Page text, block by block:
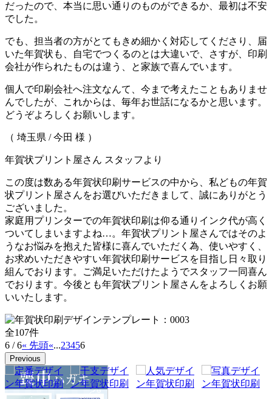
だったので、本当に思い通りのものができるか、最初は不安
でした。
でも、担当者の方がとてもきめ細かく対応してくださり、届
いた年賀状も、自宅でつくるのとは大違いで、さすが、印刷
会社が作られたものは違う、と家族で喜んでいます。
個人で印刷会社へ注文なんて、今まで考えたこともありませ
んでしたが、これからは、毎年お世話になるかと思います。
どうぞよろしくお願いします。
（ 埼玉県 / 今田 様 ）
年賀状プリント屋さん スタッフより
この度は数ある年賀状印刷サービスの中から、私どもの年賀
状プリント屋さんをお選びいただきまして、誠にありがとう
ございました。
家庭用プリンターでの年賀状印刷は仰る通りインク代が高く
ついてしまいますよね…。年賀状プリント屋さんではそのよ
うなお悩みを抱えた皆様に喜んでいただく為、使いやすく、
お求めいただきやすい年賀状印刷サービスを目指し日々取り
組んでおります。ご満足いただけたようでスタッフ一同喜ん
でおります。今後とも年賀状プリント屋さんをよろしくお願
いいたします。
全107件
6 / 6« 先頭«...23456
Previous